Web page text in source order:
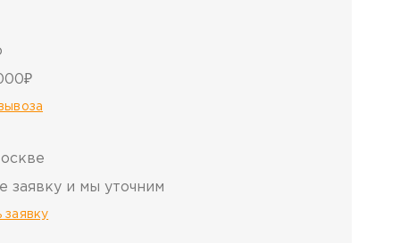
заявку и мы уточним
заявку